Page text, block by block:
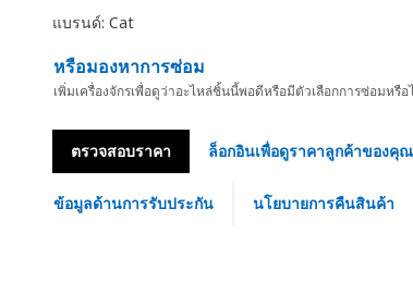
แบรนด์: Cat
หรือมองหาการซ่อม
เพิ่มเครื่องจักรเพื่อดูว่าอะไหล่ชิ้นนี้พอดีหรือมีตัวเลือกการซ่อมหรือ
ตรวจสอบราคา ล็อกอินเพื่อดูราคาลูกค้าของคุณ
ข้อมูลด้านการรับประกัน นโยบายการคืนสินค้า